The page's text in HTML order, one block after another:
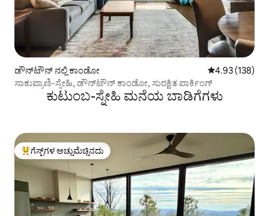
ಡೌನ್‌ಟೌನ್ ನಲ್ಲಿ ಕಾಂಡೋ 5 ರಲ್ಲಿ 4.93
4.93 (138)
ಸಾಕುಪ್ರಾಣಿ-ಸ್ನೇಹಿ, ಡೌನ್‌ಟೌನ್ ಕಾಂಡೋ, ಸುರಕ್ಷಿತ ಪಾರ್ಕಿಂಗ್
ಕುಟುಂಬ-ಸ್ನೇಹಿ ಮನೆಯ ಬಾಡಿಗೆಗಳು
ಗೆಸ್ಟ್‌ಗಳಿಗೆ ಅತಿ ಹೆಚ್ಚು ಅಚ್ಚುಮೆಚ್ಚಿನದು
ಗೆಸ್ಟ್‌ಗಳ ಅಚ್ಚುಮೆಚ್ಚಿನದು